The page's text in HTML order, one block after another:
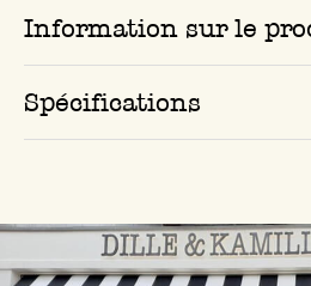
Information sur le
Spécifications